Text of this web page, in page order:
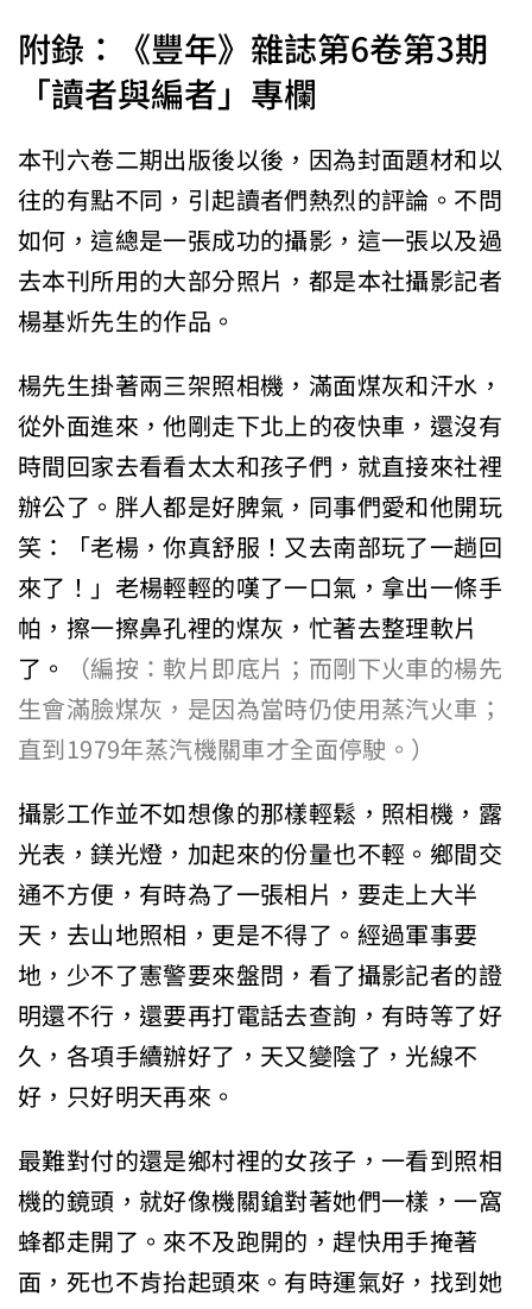
附錄：《豐年》雜誌第6卷第3期
「讀者與編者」專欄
本刊六卷二期出版後以後，因為封面題材和以
往的有點不同，引起讀者們熱烈的評論。不問
如何，這總是一張成功的攝影，這一張以及過
去本刊所用的大部分照片，都是本社攝影記者
楊基炘先生的作品。
楊先生掛著兩三架照相機，滿面煤灰和汗水，
從外面進來，他剛走下北上的夜快車，還沒有
時間回家去看看太太和孩子們，就直接來社裡
辦公了。胖人都是好脾氣，同事們愛和他開玩
笑：「老楊，你真舒服！又去南部玩了一趟回
來了！」老楊輕輕的嘆了一口氣，拿出一條手
帕，擦一擦鼻孔裡的煤灰，忙著去整理軟片
了。 （編按：軟片即底片；而剛下火車的楊先
生會滿臉煤灰，是因為當時仍使用蒸汽火車；
直到1979年蒸汽機關車才全面停駛。）
攝影工作並不如想像的那樣輕鬆，照相機，露
光表，鎂光燈，加起來的份量也不輕。鄉間交
通不方便，有時為了一張相片，要走上大半
天，去山地照相，更是不得了。經過軍事要
地，少不了憲警要來盤問，看了攝影記者的證
明還不行，還要再打電話去查詢，有時等了好
久，各項手續辦好了，天又變陰了，光線不
好，只好明天再來。
最難對付的還是鄉村裡的女孩子，一看到照相
機的鏡頭，就好像機關鎗對著她們一樣，一窩
蜂都走開了。來不及跑開的，趕快用手掩著
面，死也不肯抬起頭來。有時運氣好，找到她